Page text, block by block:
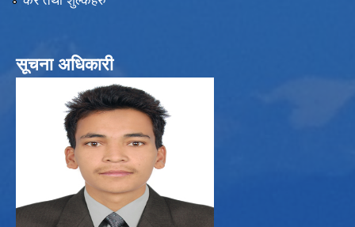
सूचना अधिकारी